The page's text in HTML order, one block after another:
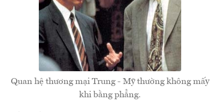
Quan hệ thương mại Trung - Mỹ thường không mấy
khi bằng phẳng.